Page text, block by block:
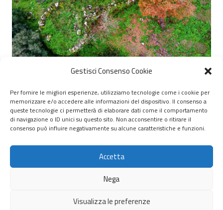
Gestisci Consenso Cookie
Per fornire le migliori esperienze, utilizziamo tecnologie come i cookie per
memorizzare e/o accedere alle informazioni del dispositivo. Il consenso a
queste tecnologie ci permetterà di elaborare dati come il comportamento
di navigazione o ID unici su questo sito. Non acconsentire o ritirare il
consenso può influire negativamente su alcune caratteristiche e funzioni.
Accetta
Nega
Visualizza le preferenze
© 2020 – 2026 Nurnet – La rete dei Nuraghi – webdesign:
antoniopalumbo.it
Home